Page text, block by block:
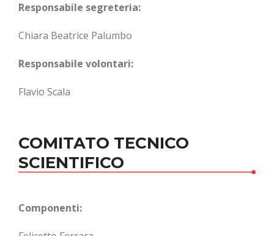
Responsabile segreteria:
Chiara Beatrice Palumbo
Responsabile volontari:
Flavio Scala
COMITATO TECNICO
SCIENTIFICO
Componenti: